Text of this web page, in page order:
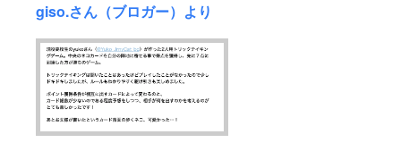
giso.さん（ブロガー）より